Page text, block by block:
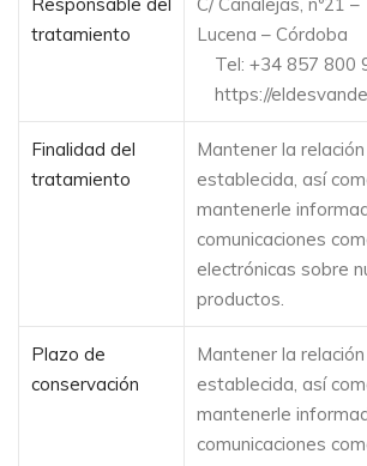
tratamiento
Lucena – Córdoba
Tel: +34 857 800
https://
Finalidad del
tratamiento
Mantener la
establecida, así
mantenerle
comunicaciones
electrónicas sobre
productos.
Plazo de
conservación
Mantener la
establecida, así
mantenerle
comunicaciones